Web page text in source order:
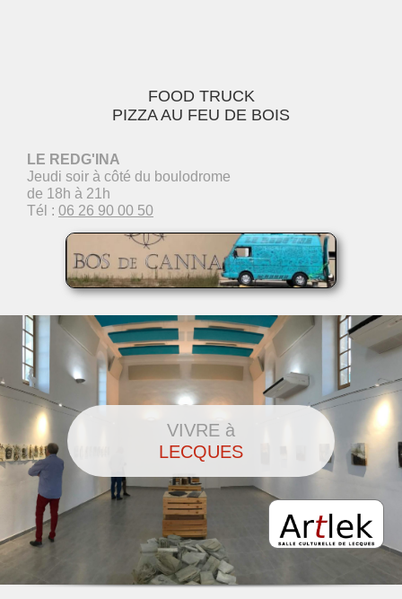
FOOD TRUCK
PIZZA AU FEU DE BOIS
LE REDG'INA
Jeudi soir à côté du boulodrome
de 18h à 21h
Tél : 06 26 90 00 50
VIVRE à
LECQUES